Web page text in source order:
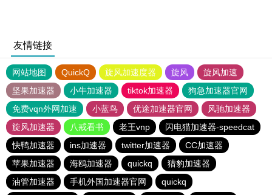
友情链接
网站地图 QuickQ 旋风加速度器 旋风
旋风加速
坚果加速器
小牛加速器 tiktok加速器
狗急加速器官网
免费vqn外网加速
小蓝鸟 优途加速器官网
风驰加速器
旋风加速器
八戒看书 老王vnp
闪电猫加速器-speedcat
快鸭加速器
ins加速器 twitter加速器
CC加速器
苹果加速器
海鸥加速器 quickq
猎豹加速器
油管加速器
手机外国加速器官网 quickq